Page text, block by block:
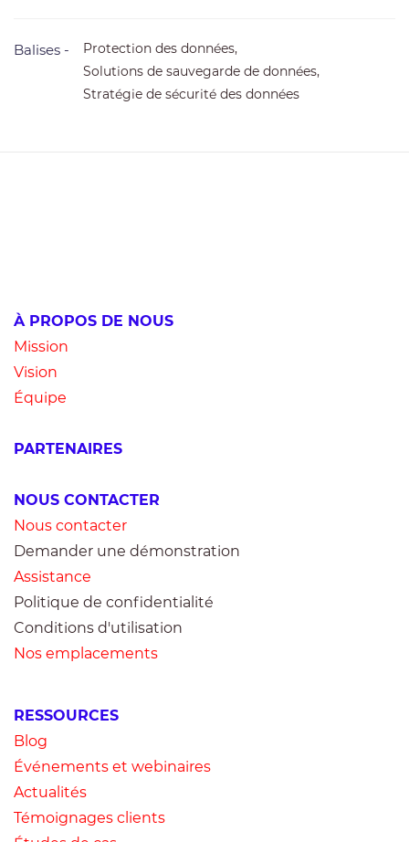
Balises -
Protection des données,
Solutions de sauvegarde de données,
Stratégie de sécurité des données
À PROPOS DE NOUS
Mission
Vision
Équipe
PARTENAIRES
NOUS CONTACTER
Nous contacter
Demander une démonstration
Assistance
Politique de confidentialité
Conditions d'utilisation
Nos emplacements
RESSOURCES
Blog
Événements et webinaires
Actualités
Témoignages clients